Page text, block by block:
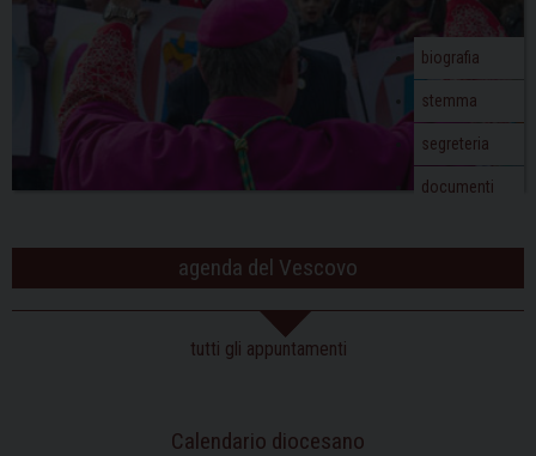
biografia
stemma
segreteria
documenti
agenda del Vescovo
tutti gli appuntamenti
Calendario diocesano